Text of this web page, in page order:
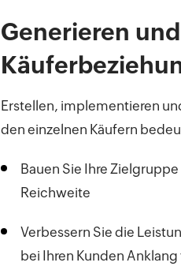
Generieren
Erstellen, implementieren
den einzelnen Käufern
Bauen Sie Ihre
Reichweite
Verbessern Sie die
bei Ihren Kunden